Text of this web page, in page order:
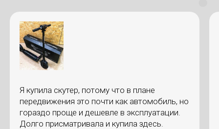
Я купила скутер, потому что в плане
передвижения это почти как автомобиль, но
гораздо проще и дешевле в эксплуатации.
Долго присматривала и купила здесь.